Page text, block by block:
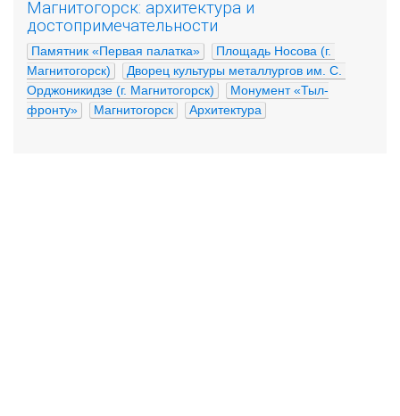
Магнитогорск: архитектура и
достопримечательности
Памятник «Первая палатка»
Площадь Носова (г.
Магнитогорск)
Дворец культуры металлургов им. С.
Орджоникидзе (г. Магнитогорск)
Монумент «Тыл-
фронту»
Магнитогорск Архитектура